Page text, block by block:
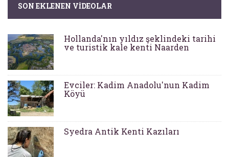
SON EKLENEN VIDEOLAR
Hollanda'nın yıldız şeklindeki tarihi
ve turistik kale kenti Naarden
Evciler: Kadim Anadolu'nun Kadim
Köyü
Syedra Antik Kenti Kazıları